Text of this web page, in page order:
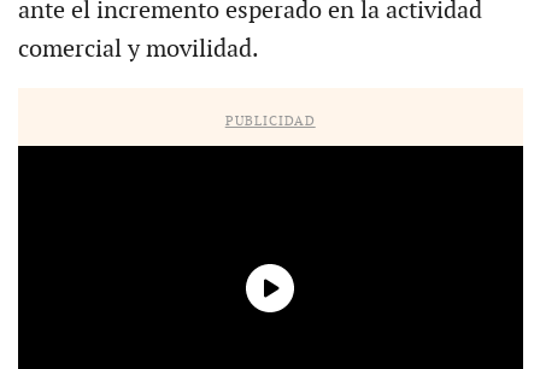
ante el incremento esperado en la actividad
comercial y movilidad.
PUBLICIDAD